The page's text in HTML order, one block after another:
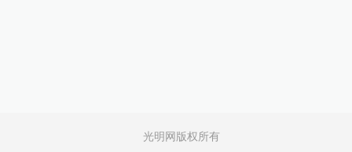
光明网版权所有